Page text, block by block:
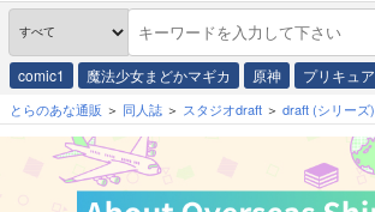
comic1 魔法少女まどかマギカ 原神 プリキュア
とらのあな通販 同人誌 スタジオdraft draft (シリーズ)